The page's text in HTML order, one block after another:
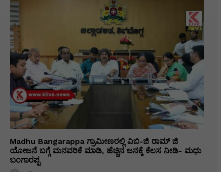
Madhu Bangarappa ಗ್ರಾಮೀಣರಲ್ಲಿ ವಿಬಿ-ಜಿ ರಾಮ್ ಜಿ
ಯೋಜನೆ ಬಗ್ಗೆ ಮನವರಿಕೆ ಮಾಡಿ, ಹೆಚ್ಚಿನ ಜನಕ್ಕೆ ಕೆಲಸ ನೀಡಿ- ಮಧು
ಬಂಗಾರಪ್ಪ